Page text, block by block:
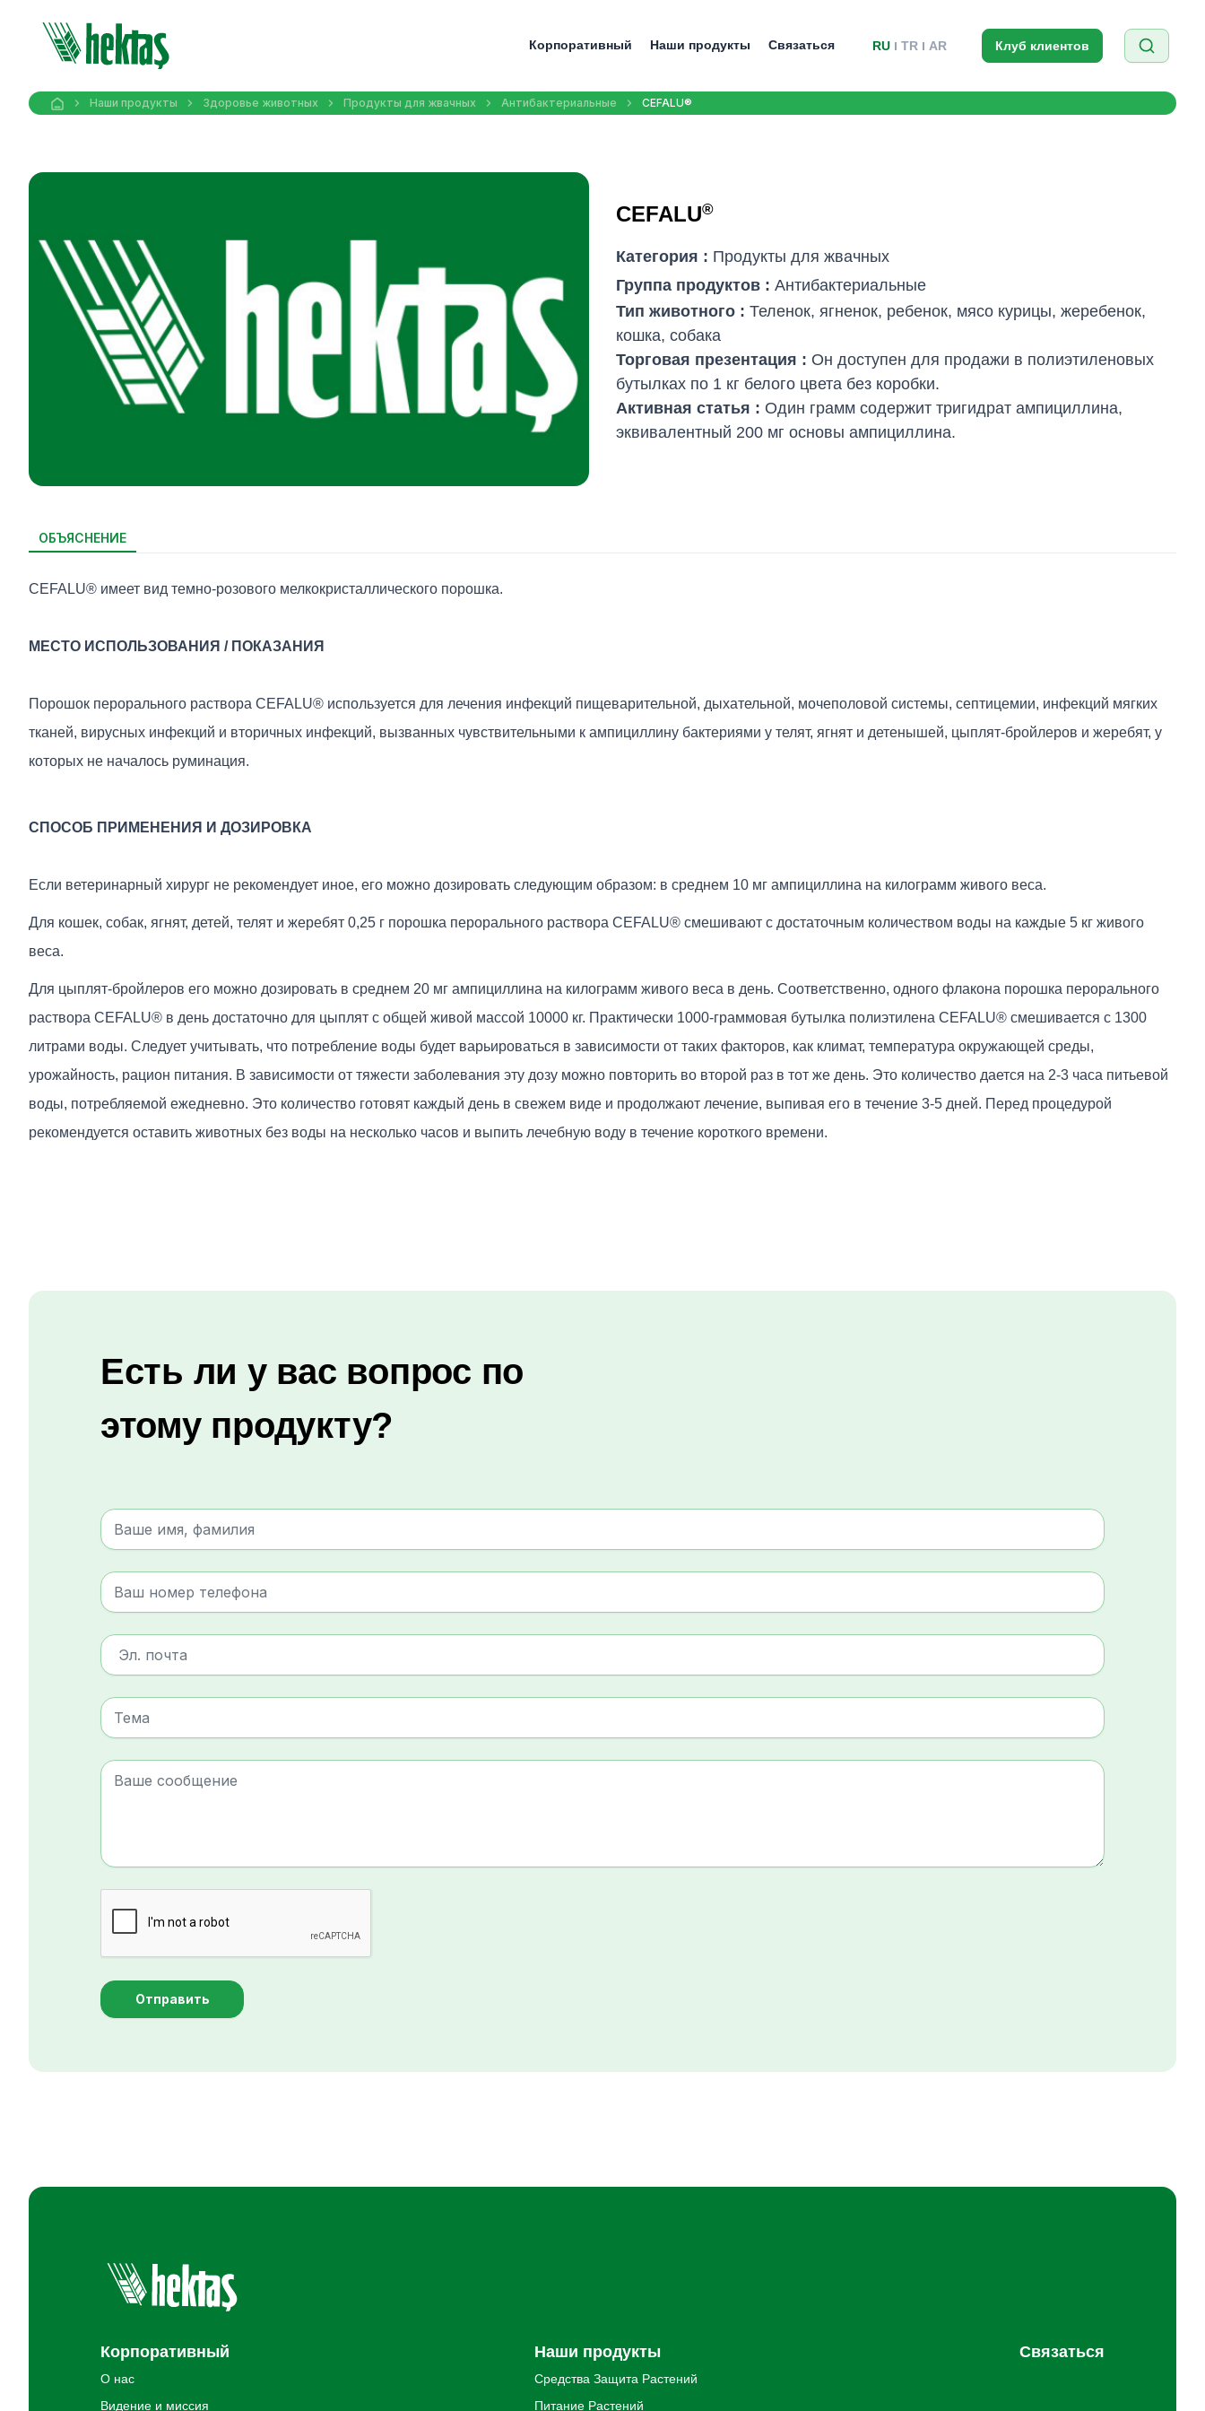
Корпоративный Наши продукты Связаться RU TR AR Клуб клиентов
Наши продукты Здоровье животных Продукты для жвачных Антибактериальные CEFALU®
CEFALU®
Категория : Продукты для жвачных
Группа продуктов : Антибактериальные
Тип животного : Теленок, ягненок, ребенок, мясо курицы, жеребенок,
кошка, собака
Торговая презентация : Он доступен для продажи в полиэтиленовых
бутылках по 1 кг белого цвета без коробки.
Активная статья : Один грамм содержит тригидрат ампициллина,
эквивалентный 200 мг основы ампициллина.
ОБЪЯСНЕНИЕ
CEFALU® имеет вид темно-розового мелкокристаллического порошка.
МЕСТО ИСПОЛЬЗОВАНИЯ / ПОКАЗАНИЯ
Порошок перорального раствора CEFALU® используется для лечения инфекций пищеварительной, дыхательной, мочеполовой системы, септицемии, инфекций мягких
тканей, вирусных инфекций и вторичных инфекций, вызванных чувствительными к ампициллину бактериями у телят, ягнят и детенышей, цыплят-бройлеров и жеребят, у
которых не началось руминация.
СПОСОБ ПРИМЕНЕНИЯ И ДОЗИРОВКА
Если ветеринарный хирург не рекомендует иное, его можно дозировать следующим образом: в среднем 10 мг ампициллина на килограмм живого веса.
Для кошек, собак, ягнят, детей, телят и жеребят 0,25 г порошка перорального раствора CEFALU® смешивают с достаточным количеством воды на каждые 5 кг живого
веса.
Для цыплят-бройлеров его можно дозировать в среднем 20 мг ампициллина на килограмм живого веса в день. Соответственно, одного флакона порошка перорального
раствора CEFALU® в день достаточно для цыплят с общей живой массой 10000 кг. Практически 1000-граммовая бутылка полиэтилена CEFALU® смешивается с 1300
литрами воды. Следует учитывать, что потребление воды будет варьироваться в зависимости от таких факторов, как климат, температура окружающей среды,
урожайность, рацион питания. В зависимости от тяжести заболевания эту дозу можно повторить во второй раз в тот же день. Это количество дается на 2-3 часа питьевой
воды, потребляемой ежедневно. Это количество готовят каждый день в свежем виде и продолжают лечение, выпивая его в течение 3-5 дней. Перед процедурой
рекомендуется оставить животных без воды на несколько часов и выпить лечебную воду в течение короткого времени.
Есть ли у вас вопрос по
этому продукту?
Отправить
Корпоративный
О нас
Видение и миссия
Наши продукты
Средства Защита Pастений
Питание Pастений
Связаться